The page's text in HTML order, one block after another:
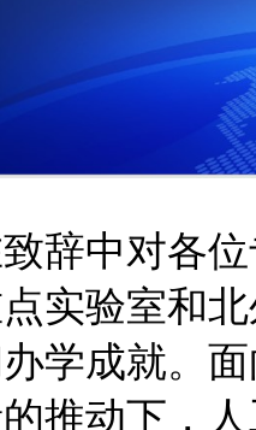
辞中对各
实验室和
学成就。
推动下，